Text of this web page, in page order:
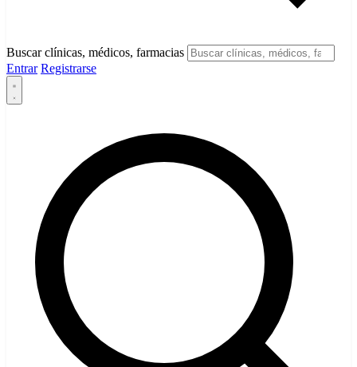
Buscar clínicas, médicos, farmacias
Entrar Registrarse